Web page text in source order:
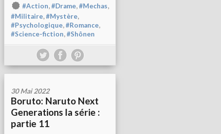
#Action,#Drame,#Mechas,
#Militaire,#Mystère,
#Psychologique,#Romance,
#Science-fiction,#Shônen
30 Mai 2022
Boruto: Naruto Next
Generations la série :
partie 11